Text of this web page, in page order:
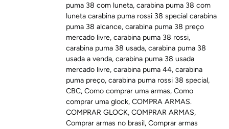
puma 38 com luneta,carabina puma 38 com
luneta carabina puma rossi 38 special carabina
puma 38 alcance,carabina puma 38 preço
mercado livre,carabina puma 38 rossi,
carabina puma 38 usada,carabina puma 38
usada a venda,carabina puma 38 usada
mercado livre,carabina puma 44,carabina
puma preço,carabina puma rossi 38 special,
CBC,Como comprar uma armas,Como
comprar uma glock,COMPRA ARMAS.
COMPRAR GLOCK,COMPRAR ARMAS,
Comprar armas no brasil,Comprar armas